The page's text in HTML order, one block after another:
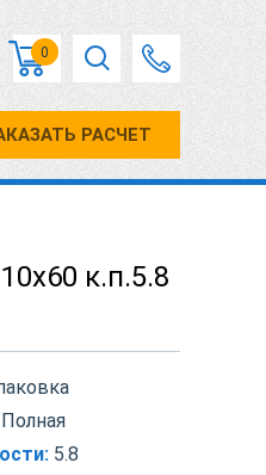
0
РАСЧЕТ
к.п.5.8
Полная
5.8